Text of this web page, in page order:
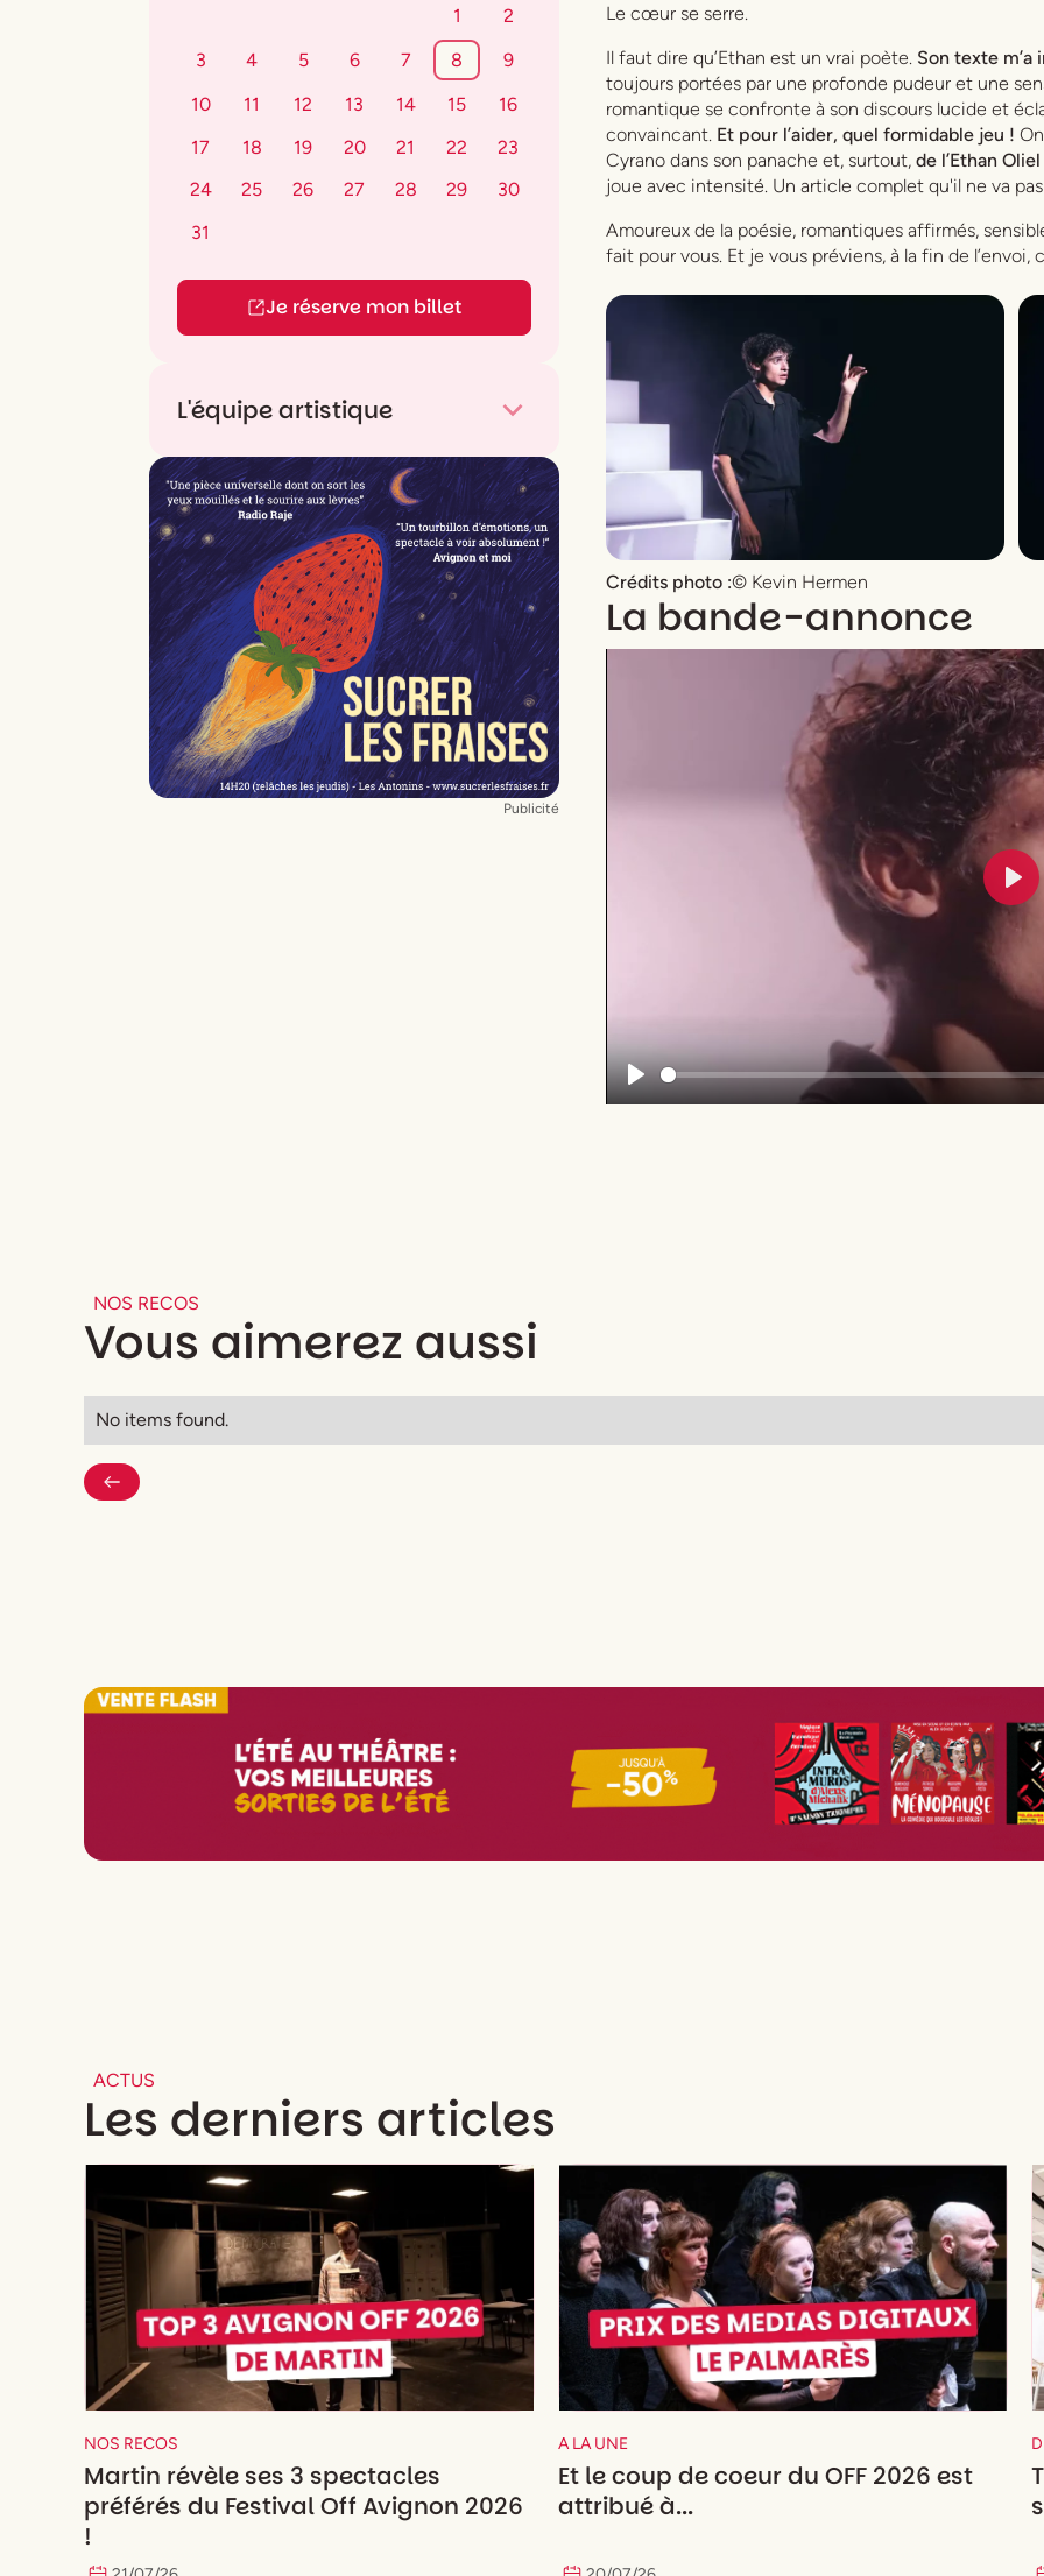
1
2
3
4 5 6 7 8
9
10
11 12 13 14 15
16
17
18 19 20 21 22
23
24
25 26 27 28 29
30
31
Je réserve mon billet
L'équipe artistique
Écriture et interprétationEthan Oliel
Mise en scèneCharly Coïc
ScénographieLéa Tubiana
LumièreDenis Koransky
Musique
Félix Geslin
Publicité
Le cœur se serre.
Il faut dire qu’Ethan est un vrai poète. Son texte m’a
toujours portées par une profonde pudeur et une
romantique se confronte à son discours lucide et
convaincant. Et pour l’aider, quel formidable jeu !
Cyrano dans son panache et, surtout, de l’Ethan
joue avec intensité. Un article complet qu'il ne va
Amoureux de la poésie, romantiques affirmés,
fait pour vous. Et je vous préviens, à la fin de
Crédits photo :© Kevin Hermen
La bande-annonce
Play
Play
NOS RECOS
Vous aimerez aussi
No items found.
ACTUS
Les derniers articles
NOS RECOS
Martin révèle ses 3 spectacles
préférés du Festival Off Avignon 2026
!
A LA UNE
Et le coup de coeur du OFF 2026 est
attribué à...